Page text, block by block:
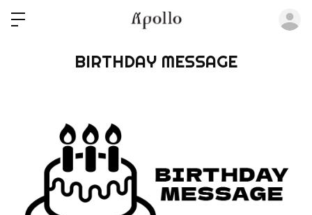
BIRTHDAY MESSAGE